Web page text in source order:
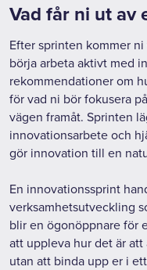
Vad får ni ut av
Efter sprinten kommer
börja arbeta aktivt med
rekommendationer om
för vad ni bör fokusera
vägen framåt. Sprinten
innovationsarbete och
gör innovation till en
En innovationssprint
verksamhetsutveckling
blir en ögonöppnare för
att uppleva hur det är att
utan att binda upp er i